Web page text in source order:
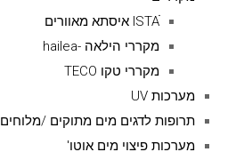
ISTAׁׂ איסתא מאוורים
מקררי הילאה -hailea
מקררי טקו TECO
מערכות UV
תרופות לדגים מים מתוקים /מלוחים
מערכות פיצוי מים אוטו'